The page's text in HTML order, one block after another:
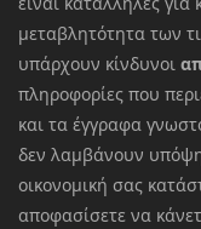
μεταβλητότητα των
υπάρχουν κίνδυνοι
πληροφορίες που
και τα έγγραφα
δεν λαμβάνουν
οικονομική σας
αποφασίσετε να